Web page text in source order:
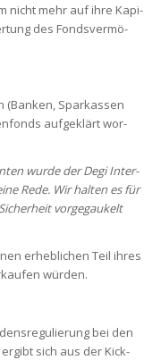
nicht mehr auf ihre Kapi­
des Fonds­ver­mö­
(Ban­ken, Spar­kas­sen
auf­ge­klärt wor­
wurde der Degi Inter­
Rede. Wir hal­ten es für
vor­ge­gau­kelt
erheb­li­chen Teil ihres
wür­den.
bei den
sich aus der Kick-